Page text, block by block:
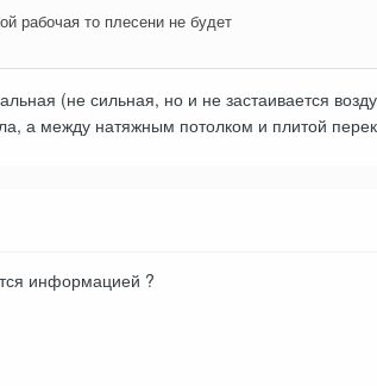
рабочая то плесени не будет
(не сильная, но и не застаивается
а между натяжным потолком и плитой
информацией ?